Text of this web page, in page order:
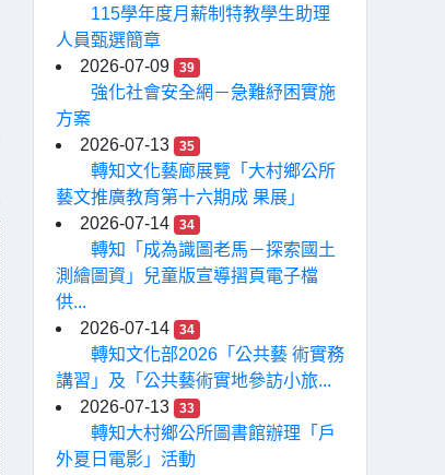
115學年度月薪制特教學生助理
人員甄選簡章
2026-07-09
39
強化社會安全網－急難紓困實施
方案
2026-07-13
35
轉知文化藝廊展覽「大村鄉公所
藝文推廣教育第十六期成 果展」
2026-07-14
34
轉知「成為識圖老馬－探索國土
測繪圖資」兒童版宣導摺頁電子檔
供...
2026-07-14
34
轉知文化部2026「公共藝 術實務
講習」及「公共藝術實地參訪小旅...
2026-07-13
33
轉知大村鄉公所圖書館辦理「戶
外夏日電影」活動